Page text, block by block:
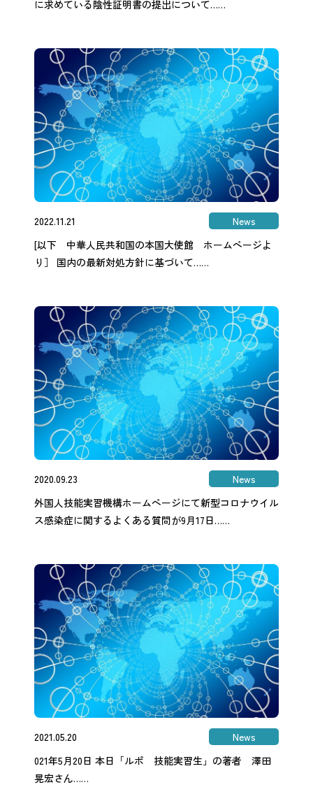
に求めている陰性証明書の提出について……
2022.11.21
News
[以下 中華人民共和国の本国大使館 ホームページよ
り］ 国内の最新対処方針に基づいて……
2020.09.23
News
外国人技能実習機構ホームページにて新型コロナウイル
ス感染症に関するよくある質問が9月17日……
2021.05.20
News
021年5月20日 本日「ルポ 技能実習生」の著者 澤田
晃宏さん……